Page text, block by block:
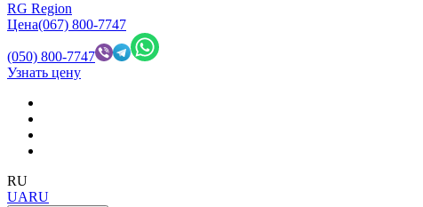
RG Region
Цена(067) 800-7747
(050) 800-7747
Узнать цену
RU
UARU